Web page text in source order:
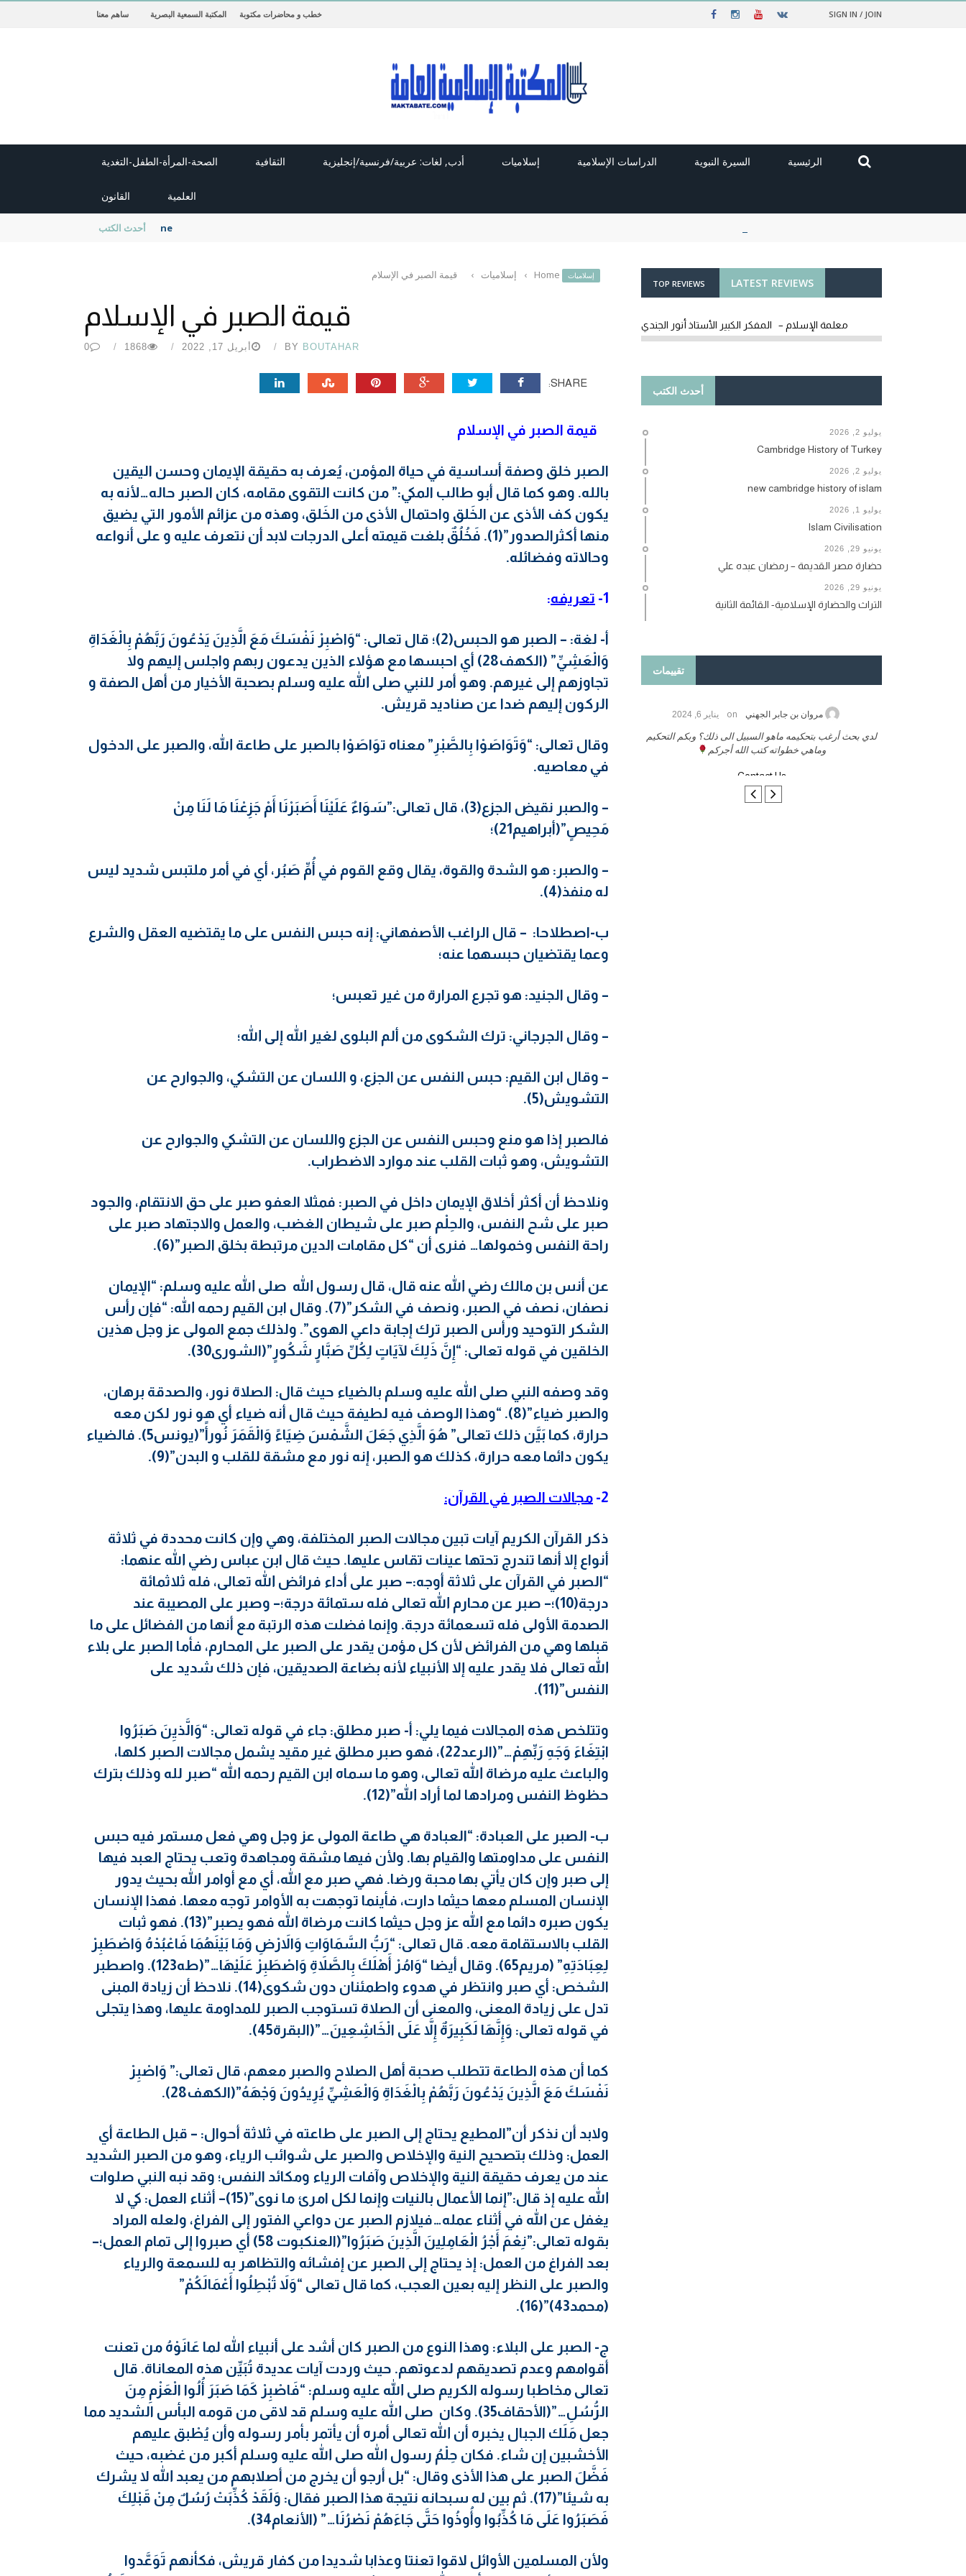
SIGN IN / JOIN خطب و محاضرات مكتوبة المكتبة السمعية البصرية ساهم معنا
الرئيسية السيرة النبوية الدراسات الإسلامية إسلاميات أدب, لغات: عربية/فرنسية/إنجليزية الثقافية الصحة-المرأة-الطفل-التغدية
العلمية القانون
أحدث الكتب new cambridge history of islam
إسلاميات Home
› إسلاميات › قيمة الصبر في الإسلام
قيمة الصبر في الإسلام
BY BOUTAHAR أبريل 17, 2022 1868
0
SHARE:
قيمة الصبر في الإسلام
الصبر خلق وصفة أساسية في حياة المؤمن، يُعرف به حقيقة الإيمان وحسن اليقين
بالله. وهو كما قال أبو طالب المكي:” من كانت التقوى مقامه، كان الصبر حاله…لأنه به
يكون كف الأذى عن الخَلق واحتمال الأذى من الخَلق، وهذه من عزائم الأمور التي يضيق
منها أكثرالصدور”(1). فَخُلُقٌ بلغت قيمته أعلى الدرجات لابد أن نتعرف عليه و على أنواعه
وحالاته وفضائله.
1- تعريفه:
أ- لغة: – الصبر هو الحبس(2)؛ قال تعالى: “وَاصْبِرْ نَفْسَكَ مَعَ الَّذِينَ يَدْعُونَ رَبَّهُمْ بِالْغَدَاةِ
وَالْعَشِيِّ” (الكهف28) أي احبسها مع هؤلاء الذين يدعون ربهم واجلس إليهم ولا
تجاوزهم إلى غيرهم. وهو أمر للنبي صلى الله عليه وسلم بصحبة الأخيار من أهل الصفة و
الركون إليهم ضدا عن صناديد قريش.
وقال تعالى: “وَتَوَاصَوْا بِالصَّبْرِ” معناه توَاصَوْا بالصبر على طاعة الله، والصبر على الدخول
في معاصيه.
– والصبر نقيض الجزع(3)، قال تعالى:”سَوَاءٌ عَلَيْنَا أَصَبَرْنَا أَمْ جَزِعْنَا مَا لَنَا مِنْ
مَحِيصٍ”(أبراهيم21)؛
– والصبر: هو الشدة والقوة، يقال وقع القوم في أُمِّ صَبُر، أي في أمر ملتبس شديد ليس
له منفذ(4).
ب-اصطلاحا: – قال الراغب الأصفهاني: إنه حبس النفس على ما يقتضيه العقل والشرع
وعما يقتضيان حبسهما عنه؛
– وقال الجنيد: هو تجرع المرارة من غير تعبس؛
– وقال الجرجاني: ترك الشكوى من ألم البلوى لغير الله إلى الله؛
– وقال ابن القيم: حبس النفس عن الجزع، و اللسان عن التشكي، والجوارح عن
التشويش(5).
فالصبر إذا هو منع وحبس النفس عن الجزع واللسان عن التشكي والجوارح عن
التشويش، وهو ثبات القلب عند موارد الاضطراب.
ونلاحظ أن أكثر أخلاق الإيمان داخل في الصبر: فمثلا العفو صبر على حق الانتقام، والجود
صبر على شح النفس، والحِلْم صبر على شيطان الغضب، والعمل والاجتهاد صبر على
راحة النفس وخمولها… فنرى أن “كل مقامات الدين مرتبطة بخلق الصبر”(6).
عن أنس بن مالك رضي الله عنه قال، قال رسول الله صلى الله عليه وسلم: “الإيمان
نصفان، نصف في الصبر، ونصف في الشكر”(7). وقال ابن القيم رحمه الله: “فإن رأس
الشكر التوحيد ورأس الصبر ترك إجابة داعي الهوى”. ولذلك جمع المولى عز وجل هذين
الخلقين في قوله تعالى: “إِنَّ ذَلِكَ لآيَاتٍ لِكُلِّ صَبَّارٍ شَكُورٍ”(الشورى30).
وقد وصفه النبي صلى الله عليه وسلم بالضياء حيث قال: الصلاة نور، والصدقة برهان،
والصبر ضياء”(8). “وهذا الوصف فيه لطيفة حيث قال أنه ضياء أي هو نور لكن معه
حرارة، كما بَيَّن ذلك تعالى” هُوَ الَّذِي جَعَلَ الشَّمْسَ ضِيَاءً وَالْقَمَرَ نُورأً”(يونس5). فالضياء
يكون دائما معه حرارة، كذلك هو الصبر، إنه نور مع مشقة للقلب و البدن”(9).
2- مجالات الصبر في القرآن:
ذكر القرآن الكريم آيات تبين مجالات الصبر المختلفة، وهي وإن كانت محددة في ثلاثة
أنواع إلا أنها تندرج تحتها عينات تقاس عليها. حيث قال ابن عباس رضي الله عنهما:
“الصبر في القرآن على ثلاثة أوجه:– صبر على أداء فرائض الله تعالى، فله ثلاثمائة
درجة(10)؛
– صبر عن محارم الله تعالى فله ستمائة درجة؛– وصبر على المصيبة عند
الصدمة الأولى فله تسعمائة درجة. وإنما فضلت هذه الرتبة مع أنها من الفضائل على ما
قبلها وهي من الفرائض لأن كل مؤمن يقدر على الصبر على المحارم، فأما الصبر على بلاء
الله تعالى فلا يقدر عليه إلا الأنبياء لأنه بضاعة الصديقين، فإن ذلك شديد على
النفس”(11).
وتتلخص هذه المجالات فيما يلي: أ- صبر مطلق: جاء في قوله تعالى: “وَالَّذيِنَ صَبَرُوا
ابْتِغَاءَ وَجَهِ رَبِّهِمْ…”(الرعد22)، فهو صبر مطلق غير مقيد يشمل مجالات الصبر كلها،
والباعث عليه مرضاة الله تعالى، وهو ما سماه ابن القيم رحمه الله “صبر لله وذلك بترك
حظوظ النفس ومرادها لما أراد الله”(12).
ب- الصبر على العبادة: “العبادة هي طاعة المولى عز وجل وهي فعل مستمر فيه حبس
النفس على مداومتها والقيام بها. ولأن فيها مشقة ومجاهدة وتعب يحتاج العبد فيها
إلى صبر وإن كان يأتي بها محبة ورضا. فهي صبر مع الله، أي مع أوامر الله بحيث يدور
الإنسان المسلم معها حيثما دارت، فأينما توجهت به الأوامر توجه معها. فهذا الإنسان
يكون صبره دائما مع الله عز وجل حيثما كانت مرضاة الله فهو يصبر”(13). فهو ثبات
القلب بالاستقامة معه. قال تعالى: “رَبُّ السَّمَاوَاتِ وَالاَرْضِ وَمَا بَيْنَهُمَا فَاعْبُدْهُ وَاصْطَبِرْ
لِعِبَادَتِهِ” (مريم65). وقال أيضا “وَامُرْ أَهْلَكَ بِالصَّلاَةِ وَاصْطَبِرْ عَلَيْهَا…”(طه123). واصطبر
الشخص: أي صبر وانتظر في هدوء واطمئنان دون شكوى(14). نلاحظ أن زيادة المبنى
تدل على زيادة المعنى، والمعنى أن الصلاة تستوجب الصبر للمداومة عليها، وهذا يتجلى
في قوله تعالى: وَإِنَّهَا لَكَبِيرَةٌ إِلاَّ عَلَى الْخَاشِعِينَ…”(البقرة45).
كما أن هذه الطاعة تتطلب صحبة أهل الصلاح والصبر معهم، قال تعالى:” وَاصْبِرْ
نَفْسَكَ مَعَ الَّذِينَ يَدْعُونَ رَبَّهُمْ بِالْغَدَاةِ وَالْعَشِيِّ يُرِيدُونَ وَجْهَهُ”(الكهف28).
ولابد أن نذكر أن”المطيع يحتاج إلى الصبر على طاعته في ثلاثة أحوال: – قبل الطاعة أي
العمل: وذلك بتصحيح النية والإخلاص والصبر على شوائب الرياء، وهو من الصبر الشديد
عند من يعرف حقيقة النية والإخلاص وآفات الرياء ومكائد النفس؛ وقد نبه النبي صلوات
الله عليه إذ قال:”إنما الأعمال بالنيات وإنما لكل امرئ ما نوى”(15)– أثناء العمل: كي لا
يغفل عن الله في أثناء عمله…فيلازم الصبر عن دواعي الفتور إلى الفراغ، ولعله المراد
بقوله تعالى:”نِعْمَ أَجْرُ الْعَامِلِينَ الَّذِينَ صَبَرُوا”(العنكبوت 58) أي صبروا إلى تمام العمل؛–
بعد الفراغ من العمل: إذ يحتاج إلى الصبر عن إفشائه والتظاهر به للسمعة والرياء
والصبر على النظر إليه بعين العجب، كما قال تعالى “وَلاَ تُبْطِلُوا أَعْمَالَكُمْ”
(محمد43)”(16).
ج- الصبر على البلاء: وهذا النوع من الصبر كان أشد على أنبياء الله لما عَانَوْهُ من تعنت
أقوامهم وعدم تصديقهم لدعوتهم. حيث وردت آيات عديدة تُبَيِّن هذه المعاناة. قال
تعالى مخاطبا رسوله الكريم صلى الله عليه وسلم: “فَاصْبِرْ كَمَا صَبَرَ أُلُوا الْعَزْمِ مِنَ
الرُّسُلِ…”(الأحقاف35). وكان صلى الله عليه وسلم قد لاقى من قومه البأس الشديد مما
جعل مَلَك الجبال يخبره أن الله تعالى أمره أن يأتمر بأمر رسوله وأن يُطْبق عليهم
الأخشبين إن شاء. فكان حِلْمُ رسول الله صلى الله عليه وسلم أكبر من غضبه، حيث
فَضَّلَ الصبر على هذا الأذى وقال: “بل أرجو أن يخرج من أصلابهم من يعبد الله لا يشرك
به شيئا”(17). ثم بين له سبحانه نتيجة هذا الصبر فقال: وَلَقَدْ كُذِّبَتْ رُسُلٌ مِنْ قَبْلِكَ
فَصَبَرُوا عَلَى مَا كُذِّبُوا وأُوذُوا حَتَّى جَاءَهُمْ نَصْرُنَا…” (الأنعام34).
ولأن المسلمين الأوائل لاقوا تعنتا وعذابا شديدا من كفار قريش، فكأنهم تَوَعَّدوا
LATEST REVIEWS
TOP REVIEWS
معلمة الإسلام – المفكر الكبير الأستاذ أنور الجندي
أحدث الكتب
يوليو 2, 2026
Cambridge History of Turkey
يوليو 2, 2026
new cambridge history of islam
يوليو 1, 2026
Islam Civilisation
يونيو 29, 2026
حضارة مصر القديمة – رمضان عبده علي
يونيو 29, 2026
التراث والحضارة الإسلامية- القائمة الثانية
تقييمات
مروان بن جابر الجهني on يناير 6, 2024
لدي بحث أرغب بتحكيمه ماهو السبيل الى ذلك؟ وبكم التحكيم
وماهي خطواته كتب الله أجركم
Contact Us